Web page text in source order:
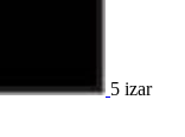
5 izar